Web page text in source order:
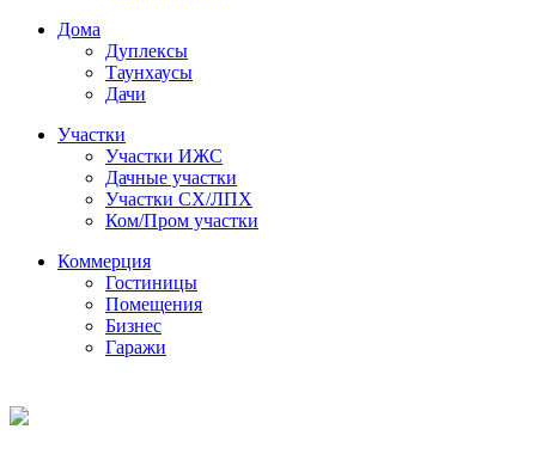
Дома
Дуплексы
Таунхаусы
Дачи
Участки
Участки ИЖС
Дачные участки
Участки СХ/ЛПХ
Ком/Пром участки
Коммерция
Гостиницы
Помещения
Бизнес
Гаражи